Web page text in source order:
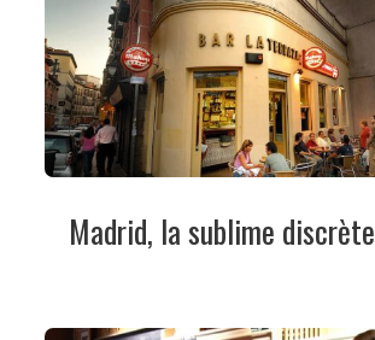
Madrid, la sublime discrète